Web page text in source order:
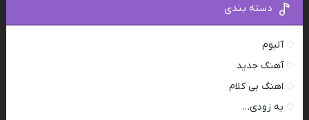
دسته بندی
آلبوم
آهنگ جدید
اهنگ بی کلام
به زودی…